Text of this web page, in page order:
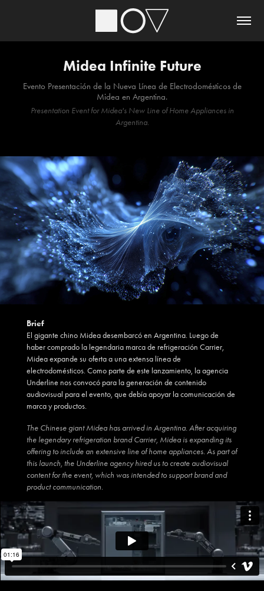
Midea Infinite Future
Evento Presentación de la Nueva Línea de Electrodomésticos de
Midea en Argentina.
Presentation Event for Midea's New Line of Home Appliances in
Argentina.
Brief
El gigante chino Midea desembarcó en Argentina. Luego de
haber comprado la legendaria marca de refrigeración Carrier,
Midea expande su oferta a una extensa línea de
electrodomésticos. Como parte de este lanzamiento, la agencia
Underline nos convocó para la generación de contenido
audiovisual para el evento, que debía apoyar la comunicación de
marca y productos.
The Chinese giant Midea has arrived in Argentina. After acquiring
the legendary refrigeration brand Carrier, Midea is expanding its
offering to include an extensive line of home appliances. As part of
this launch, the Underline agency hired us to create audiovisual
content for the event, which was intended to support brand and
product communication.